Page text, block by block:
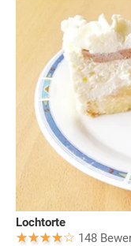
Lochtorte
148